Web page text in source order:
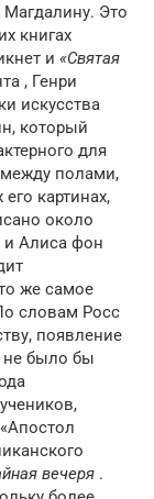
Это
книгах
и «Святая
, Генри
искусства
который
для
полами,
картинах,
около
и Алиса фон
же самое
словам Росс
появление
было бы
вечеря .